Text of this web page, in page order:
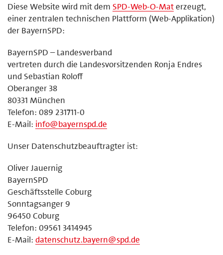
Diese Website wird mit dem SPD-Web-O-Materzeugt,
einer zentralen technischen Plattform (Web-Applikation)
der BayernSPD:
BayernSPD – Landesverband
vertreten durch die Landesvorsitzenden Ronja Endres
und Sebastian Roloff
Oberanger 38
80331 München
Telefon: 089 231711-0
E-Mail: info@bayernspd.de
Unser Datenschutzbeauftragter ist:
Oliver Jauernig
BayernSPD
Geschäftsstelle Coburg
Sonntagsanger 9
96450 Coburg
Telefon: 09561 3414945
E-Mail: datenschutz.bayern@spd.de